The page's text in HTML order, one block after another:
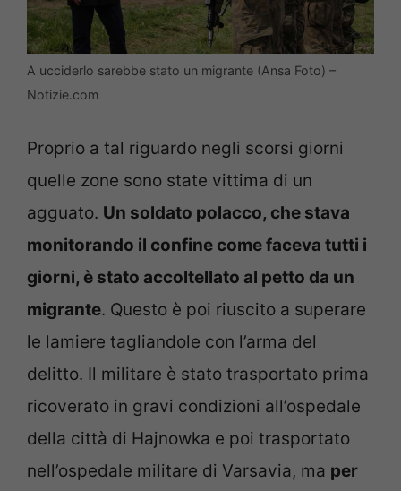
A ucciderlo sarebbe stato un migrante (Ansa Foto) –
Notizie.com
Proprio a tal riguardo negli scorsi giorni
quelle zone sono state vittima di un
agguato. Un soldato polacco, che stava
monitorando il confine come faceva tutti i
giorni, è stato accoltellato al petto da un
migrante. Questo è poi riuscito a superare
le lamiere tagliandole con l’arma del
delitto. Il militare è stato trasportato prima
ricoverato in gravi condizioni all’ospedale
della città di Hajnowka e poi trasportato
nell’ospedale militare di Varsavia, ma per